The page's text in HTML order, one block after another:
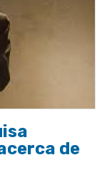
de